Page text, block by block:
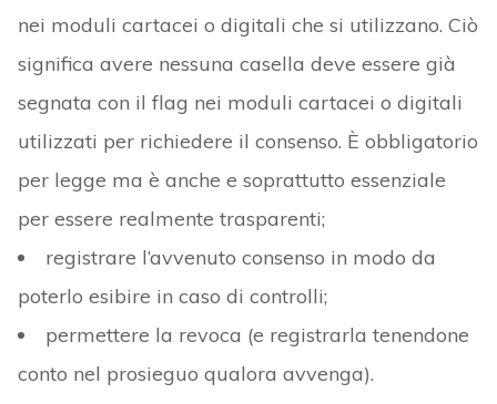
nei moduli cartacei o digitali che si utilizzano. Ciò
significa avere nessuna casella deve essere già
segnata con il flag nei moduli cartacei o digitali
utilizzati per richiedere il consenso. È obbligatorio
per legge ma è anche e soprattutto essenziale
per essere realmente trasparenti;
registrare l’avvenuto consenso in modo da
poterlo esibire in caso di controlli;
permettere la revoca (e registrarla tenendone
conto nel prosieguo qualora avvenga).